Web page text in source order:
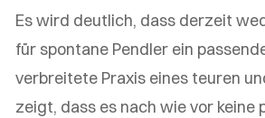
Es wird deutlich, dass derzeit
für spontane Pendler ein
verbreitete Praxis eines teuren
zeigt, dass es nach wie vor